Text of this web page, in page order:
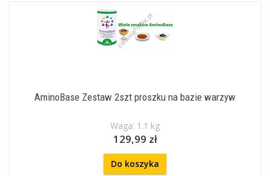
AminoBase Zestaw 2szt proszku na bazie warzyw
Waga: 1.1 kg
129,99 zł
Do koszyka